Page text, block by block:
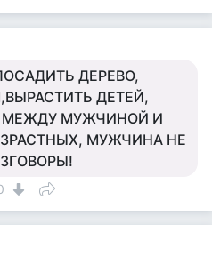
ДЕРЕВО,
ДЕТЕЙ,
МЕЖДУ МУЖЧИНОЙ И
МУЖЧИНА НЕ